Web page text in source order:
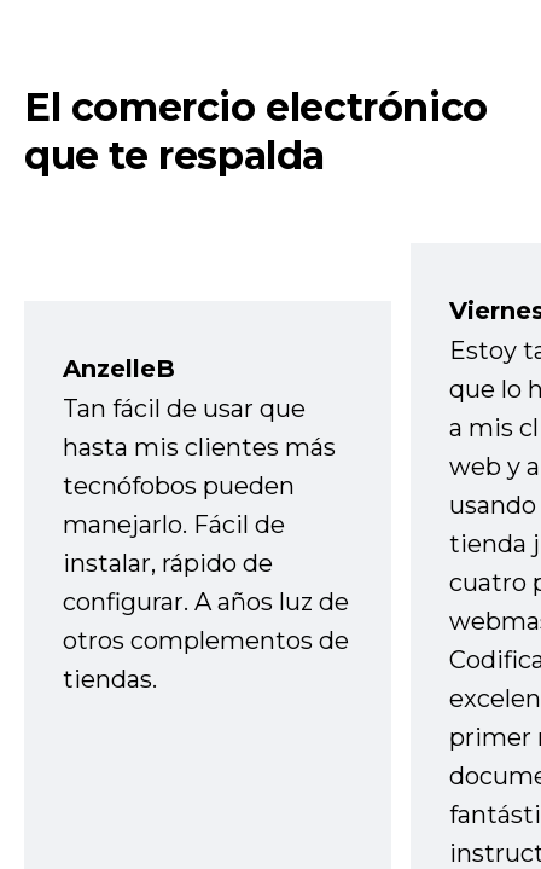
El comercio electrónico
que te respalda
AnzelleB
Tan fácil de usar que
hasta mis clientes más
tecnófobos pueden
manejarlo. Fácil de
instalar, rápido de
configurar. A años luz de
otros complementos de
tiendas.
Estoy
que lo
a mis
web y
tienda
cuatro
primer